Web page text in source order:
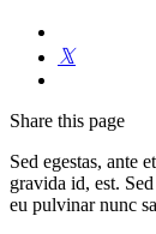
Share this page
Sed egestas, ante
gravida id, est.
eu pulvinar nunc